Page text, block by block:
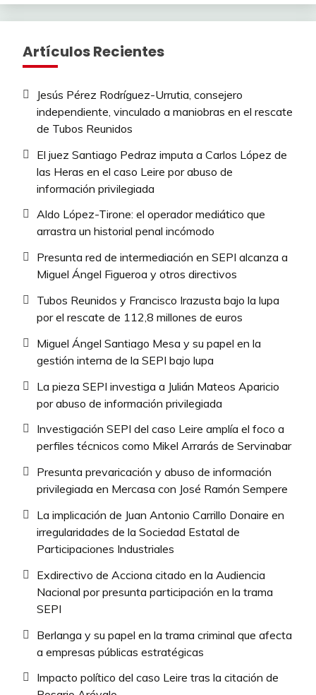
Artículos Recientes
Jesús Pérez Rodríguez-Urrutia, consejero
independiente, vinculado a maniobras en el rescate
de Tubos Reunidos
El juez Santiago Pedraz imputa a Carlos López de
las Heras en el caso Leire por abuso de
información privilegiada
Aldo López-Tirone: el operador mediático que
arrastra un historial penal incómodo
Presunta red de intermediación en SEPI alcanza a
Miguel Ángel Figueroa y otros directivos
Tubos Reunidos y Francisco Irazusta bajo la lupa
por el rescate de 112,8 millones de euros
Miguel Ángel Santiago Mesa y su papel en la
gestión interna de la SEPI bajo lupa
La pieza SEPI investiga a Julián Mateos Aparicio
por abuso de información privilegiada
Investigación SEPI del caso Leire amplía el foco a
perfiles técnicos como Mikel Arrarás de Servinabar
Presunta prevaricación y abuso de información
privilegiada en Mercasa con José Ramón Sempere
La implicación de Juan Antonio Carrillo Donaire en
irregularidades de la Sociedad Estatal de
Participaciones Industriales
Exdirectivo de Acciona citado en la Audiencia
Nacional por presunta participación en la trama
SEPI
Berlanga y su papel en la trama criminal que afecta
a empresas públicas estratégicas
Impacto político del caso Leire tras la citación de